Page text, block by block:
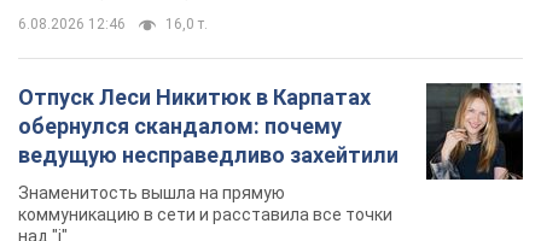
6.08.2026 12:46 16,0 т.
Отпуск Леси Никитюк в Карпатах
обернулся скандалом: почему
ведущую несправедливо захейтили
Знаменитость вышла на прямую
коммуникацию в сети и расставила все точки
над "i"